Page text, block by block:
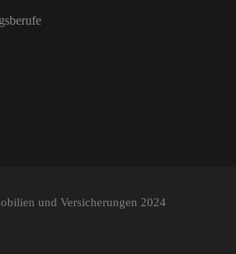
und Versicherungen 2024